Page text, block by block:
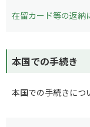
在留カード等の返納
本国での手続き
本国での手続きにつ